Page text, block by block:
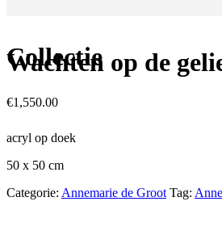
Collectie
Wachten op de
€1,550.00
acryl op doek
50 x 50 cm
Categorie: Annemarie de Groot Tag: